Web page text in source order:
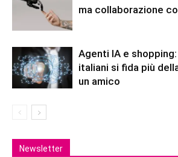
ma collaborazione
Agenti IA e
italiani si fida più
un amico
Newsletter